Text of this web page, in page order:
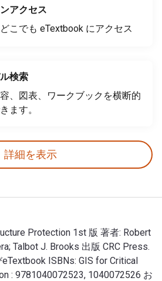
アクセス
こでも eTextbook にアクセス
検索
、図表、ワークブックを横断的
ます。
詳細を表示
Protection 1st 版 著者: Robert
Talbot J. Brooks 出版 CRC Press.
ISBNs: GIS for Critical
: 9781040072523, 1040072526 お